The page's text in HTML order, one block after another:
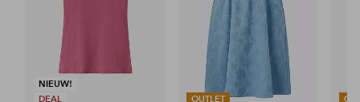
NIEUW!
DEAL
OUTLET